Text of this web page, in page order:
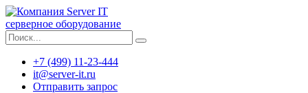
серверное оборудование
+7 (499) 11-23-444
it@server-it.ru
Отправить запрос